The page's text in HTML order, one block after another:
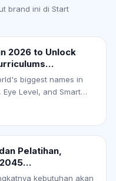
brand ini di Start
2026 to Unlock
biggest names in
Level, and Smart
Pelatihan,
kebutuhan akan